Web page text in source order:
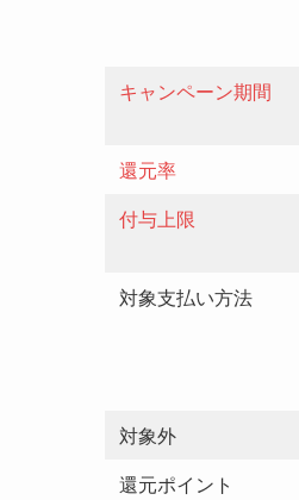
キャンペーン期間
還元率
付与上限
対象支払い方法
対象外
還元ポイント